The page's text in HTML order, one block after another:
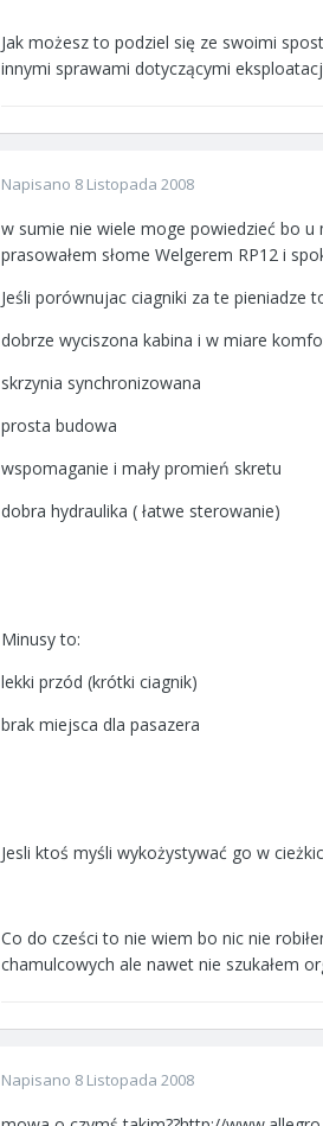
Jak możesz to podziel się ze swoimi
innymi sprawami dotyczącymi
Napisano 8 Listopada 2008
w sumie nie wiele moge powiedzieć bo
prasowałem słome Welgerem RP12 i
Jeśli porównujac ciagniki za te pieniadze
dobrze wyciszona kabina i w miare
skrzynia synchronizowana
prosta budowa
wspomaganie i mały promień skretu
dobra hydraulika ( łatwe sterowanie)
Minusy to:
lekki przód (krótki ciagnik)
brak miejsca dla pasazera
Jesli ktoś myśli wykożystywać go w
Co do cześci to nie wiem bo nic nie
chamulcowych ale nawet nie szukałem
Napisano 8 Listopada 2008